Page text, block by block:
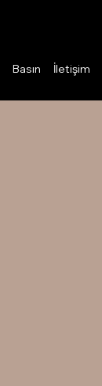
Basın İletişim